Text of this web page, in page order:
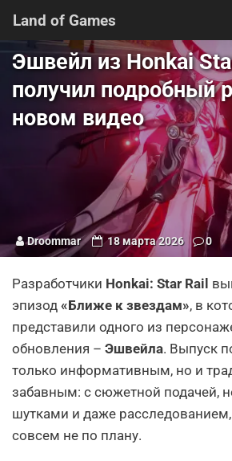
Land of Games
Эшвейл из Honkai
получил подробный
новом видео
Droommar 18 марта 2026 0
Разработчики Honkai: Star Rail
эпизод «Ближе к звездам», в
представили одного из
обновления – Эшвейла. Выпуск
только информативным, но и
забавным: с сюжетной подачей,
шутками и даже
совсем не по плану.